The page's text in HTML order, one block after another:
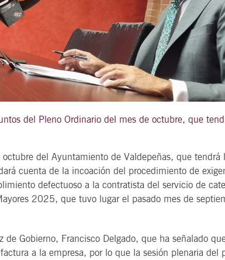
del Pleno Ordinario del mes de octubre, que
del Ayuntamiento de Valdepeñas, que tendrá
cuenta de la incoación del procedimiento de
defectuoso a la contratista del servicio de
2025, que tuvo lugar el pasado mes de
de Gobierno, Francisco Delgado, que ha señalado
a la empresa, por lo que la sesión plenaria del
agosto, 2026
NOTAS DEL VINO.
21
14 Edición
“Syrah Jazz”